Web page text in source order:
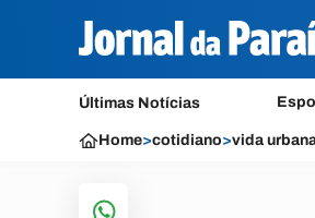
Últimas Notícias
Home>cotidiano>vida